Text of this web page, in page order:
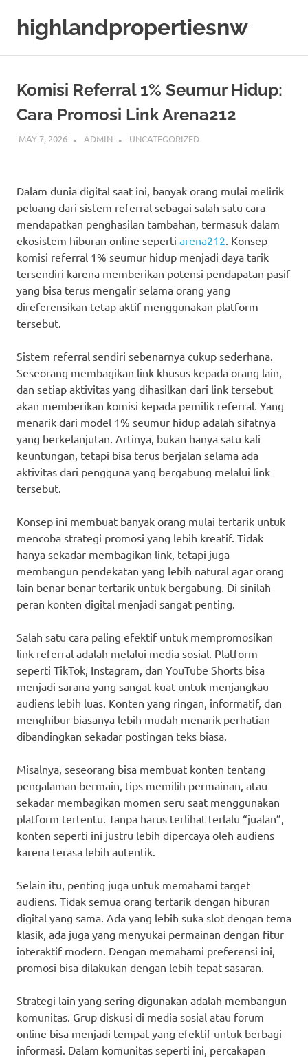
content
highlandpropertiesnw
Komisi Referral 1% Seumur Hidup:
Cara Promosi Link Arena212
MAY 7, 2026 ADMIN UNCATEGORIZED
Dalam dunia digital saat ini, banyak orang mulai melirik
peluang dari sistem referral sebagai salah satu cara
mendapatkan penghasilan tambahan, termasuk dalam
ekosistem hiburan online seperti arena212 . Konsep
komisi referral 1% seumur hidup menjadi daya tarik
tersendiri karena memberikan potensi pendapatan pasif
yang bisa terus mengalir selama orang yang
direferensikan tetap aktif menggunakan platform
tersebut.
Sistem referral sendiri sebenarnya cukup sederhana.
Seseorang membagikan link khusus kepada orang lain,
dan setiap aktivitas yang dihasilkan dari link tersebut
akan memberikan komisi kepada pemilik referral. Yang
menarik dari model 1% seumur hidup adalah sifatnya
yang berkelanjutan. Artinya, bukan hanya satu kali
keuntungan, tetapi bisa terus berjalan selama ada
aktivitas dari pengguna yang bergabung melalui link
tersebut.
Konsep ini membuat banyak orang mulai tertarik untuk
mencoba strategi promosi yang lebih kreatif. Tidak
hanya sekadar membagikan link, tetapi juga
membangun pendekatan yang lebih natural agar orang
lain benar-benar tertarik untuk bergabung. Di sinilah
peran konten digital menjadi sangat penting.
Salah satu cara paling efektif untuk mempromosikan
link referral adalah melalui media sosial. Platform
seperti TikTok, Instagram, dan YouTube Shorts bisa
menjadi sarana yang sangat kuat untuk menjangkau
audiens lebih luas. Konten yang ringan, informatif, dan
menghibur biasanya lebih mudah menarik perhatian
dibandingkan sekadar postingan teks biasa.
Misalnya, seseorang bisa membuat konten tentang
pengalaman bermain, tips memilih permainan, atau
sekadar membagikan momen seru saat menggunakan
platform tertentu. Tanpa harus terlihat terlalu “jualan”,
konten seperti ini justru lebih dipercaya oleh audiens
karena terasa lebih autentik.
Selain itu, penting juga untuk memahami target
audiens. Tidak semua orang tertarik dengan hiburan
digital yang sama. Ada yang lebih suka slot dengan tema
klasik, ada juga yang menyukai permainan dengan fitur
interaktif modern. Dengan memahami preferensi ini,
promosi bisa dilakukan dengan lebih tepat sasaran.
Strategi lain yang sering digunakan adalah membangun
komunitas. Grup diskusi di media sosial atau forum
online bisa menjadi tempat yang efektif untuk berbagi
informasi. Dalam komunitas seperti ini, percakapan